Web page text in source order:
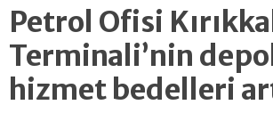
Petrol Ofisi
Terminali’nin
hizmet bedelleri